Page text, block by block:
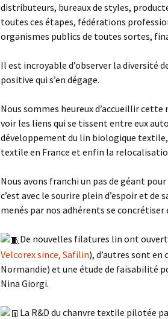
distributeurs, bureaux de styles,
toutes ces étapes, fédérations
organismes publics de toutes sortes,
Il est incroyable d’observer la diversité
positive qui s’en dégage.
Nous sommes heureux d’accueillir
voir les liens qui se tissent entre eux
développement du lin biologique
textile en France et enfin la
Nous avons franchi un pas de géant
c’est avec le sourire plein d’espoir et
menés par nos adhérents se
De nouvelles filatures lin ont
Velcorex since, Safilin), d’autres sont en
Normandie) et une étude de faisabilité
Nina Giorgi.
La R&D du chanvre textile pilotée